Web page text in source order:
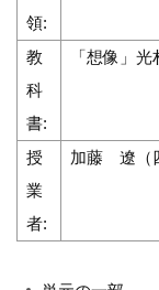
領:
教
科
書:
「想像」
授
業
者:
加藤 遼（